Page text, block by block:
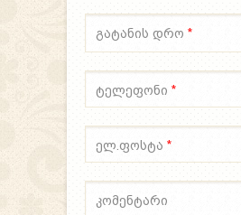
გატანის დრო *
ტელეფონი *
ელ.ფოსტა *
კომენტარი